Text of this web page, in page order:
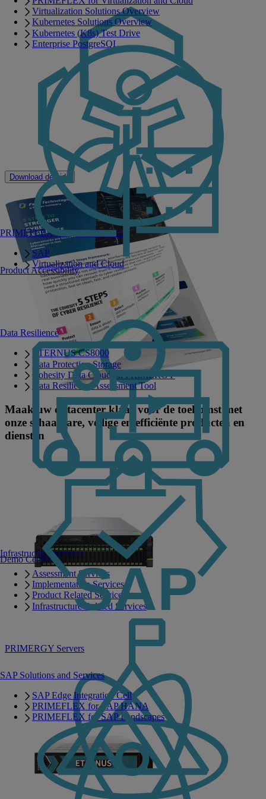
PRIMEFLEX Integrated Systems
SAP
Virtualization and Cloud
Infrastructure Services
Assessment Services
Implementation Services
Product Related Services
Infrastructure Related Services
Virtualization Solutions Overview
Kubernetes Solutions Overview
Kubernetes (K8s) Test Drive
Enterprise PostgreSQL
Data Resilience
ETERNUS CS8000
Data Protection Storage
Cohesity Data Cloud on PRIMERGY
Data Resilience Assessment Tool
SAP Solutions and Services
SAP Edge Integration Cell
PRIMEFLEX for SAP HANA
PRIMEFLEX for SAP Landscapes
Product Accessibility
Demo Center
en de herstelbaarheid van je gehele IT-omgeving te verbeteren.
Beoordeel en beperk cyberrisico’s
Bescherm kritieke gegevens
Detecteer bedreigingen sneller
Herstel met zelfvertrouwen
Bouw blijvende veerkracht op.
Ontdek hoe een moderne aanpak van cyberveerkracht, mogelijk
gemaakt door Cohesity DataProtect op PRIMERGY, kan helpen om
downtime te verminderen en het herstelvermogen van je organisatie
na verstoringen te versterken.
Download de gids
Maak uw datacenter klaar voor de toekomst met
onze schaalbare, veilige en efficiënte producten en
diensten
PRIMERGY Servers